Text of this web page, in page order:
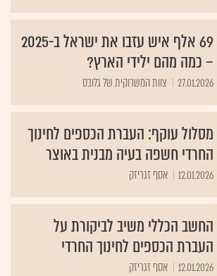
69 אלף איש עזבו את ישראל ב-2025
– כמה מהם ילידי הארץ?
27.01.2026 צוות המשרוקית של גלובס
מסלול עוקף: העברת הכספים לחינוך
החרדי חשפה בעיה מבנית באוצר
12.01.2026 אסף זגריזק
החשב הכללי משיב לביקורת על
העברת הכספים לחינוך החרדי
12.01.2026 אסף זגריזק